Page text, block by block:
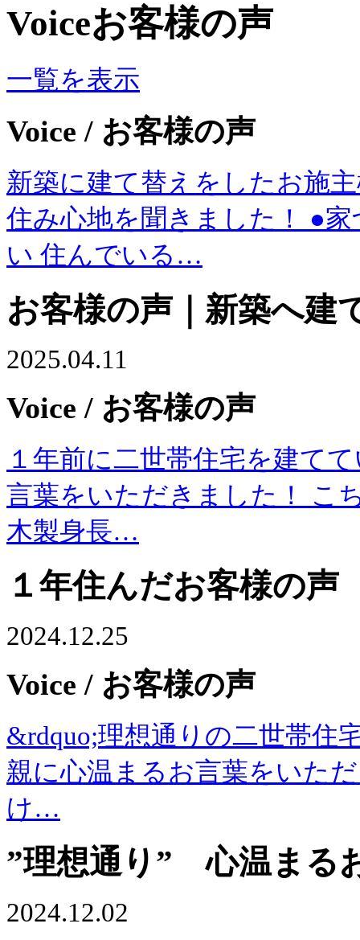
Voiceお客様の声
一覧を表示
Voice / お客様の声
新築に建て替えをしたお施
住み心地を聞きました！ ●
い 住んでいる…
お客様の声｜新築へ建
2025.04.11
Voice / お客様の声
１年前に二世帯住宅を建て
言葉をいただきました！ こ
木製身長…
１年住んだお客様の声
2024.12.25
Voice / お客様の声
&rdquo;理想通りの二世帯住
親に心温まるお言葉をいた
け…
”理想通り” 心温まる
2024.12.02